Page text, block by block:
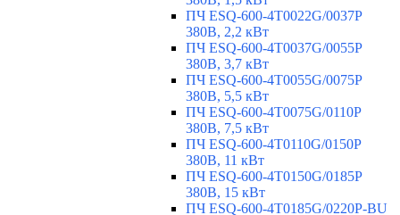
ПЧ ESQ-600-4T0022G/0037P
380В, 2,2 кВт
ПЧ ESQ-600-4T0037G/0055P
380В, 3,7 кВт
ПЧ ESQ-600-4T0055G/0075P
380В, 5,5 кВт
ПЧ ESQ-600-4T0075G/0110P
380В, 7,5 кВт
ПЧ ESQ-600-4T0110G/0150P
380В, 11 кВт
ПЧ ESQ-600-4T0150G/0185P
380В, 15 кВт
ПЧ ESQ-600-4T0185G/0220P-BU